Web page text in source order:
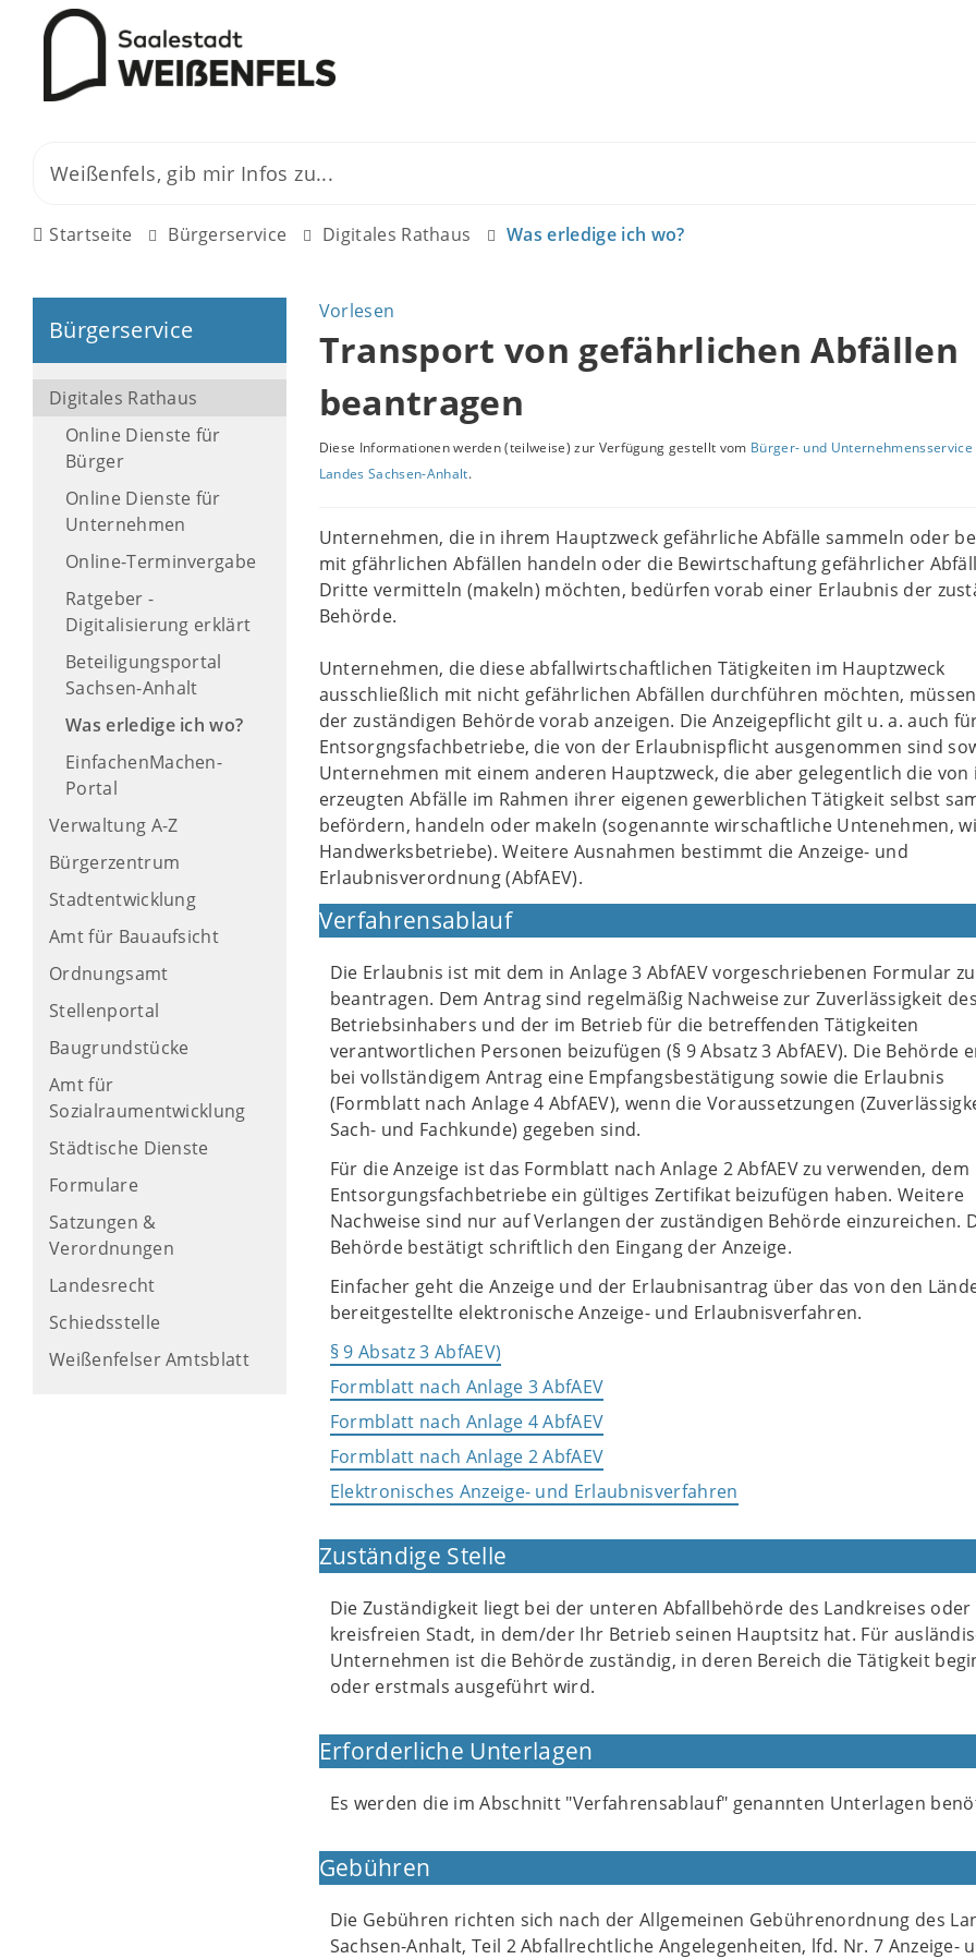
Startseite Bürgerservice Digitales Rathaus Was erledige ich wo?
Bürgerservice
Digitales Rathaus
Online Dienste für
Bürger
Online Dienste für
Unternehmen
Online-Terminvergabe
Ratgeber -
Digitalisierung erklärt
Beteiligungsportal
Sachsen-Anhalt
Was erledige ich wo?
EinfachenMachen-
Portal
Verwaltung A-Z
Bürgerzentrum
Stadtentwicklung
Amt für Bauaufsicht
Ordnungsamt
Stellenportal
Baugrundstücke
Amt für
Sozialraumentwicklung
Städtische Dienste
Formulare
Satzungen &
Verordnungen
Landesrecht
Schiedsstelle
Weißenfelser Amtsblatt
Vorlesen
Transport von gefährlichen Abfällen
beantragen
Diese Informationen werden (teilweise) zur Verfügung gestellt vom Bürger- und Unternehmensservice
Landes Sachsen-Anhalt.
Unternehmen, die in ihrem Hauptzweck gefährliche Abfälle sammeln oder
mit gfährlichen Abfällen handeln oder die Bewirtschaftung gefährlicher
Dritte vermitteln (makeln) möchten, bedürfen vorab einer Erlaubnis der
Behörde.
Unternehmen, die diese abfallwirtschaftlichen Tätigkeiten im Hauptzweck
ausschließlich mit nicht gefährlichen Abfällen durchführen möchten,
der zuständigen Behörde vorab anzeigen. Die Anzeigepflicht gilt u. a. auch
Entsorgngsfachbetriebe, die von der Erlaubnispflicht ausgenommen sind
Unternehmen mit einem anderen Hauptzweck, die aber gelegentlich die von
erzeugten Abfälle im Rahmen ihrer eigenen gewerblichen Tätigkeit selbst
befördern, handeln oder makeln (sogenannte wirschaftliche Untenehmen,
Handwerksbetriebe). Weitere Ausnahmen bestimmt die Anzeige- und
Erlaubnisverordnung (AbfAEV).
Verfahrensablauf
Die Erlaubnis ist mit dem in Anlage 3 AbfAEV vorgeschriebenen Formular zu
beantragen. Dem Antrag sind regelmäßig Nachweise zur Zuverlässigkeit des
Betriebsinhabers und der im Betrieb für die betreffenden Tätigkeiten
verantwortlichen Personen beizufügen (§ 9 Absatz 3 AbfAEV). Die Behörde
bei vollständigem Antrag eine Empfangsbestätigung sowie die Erlaubnis
(Formblatt nach Anlage 4 AbfAEV), wenn die Voraussetzungen
Sach- und Fachkunde) gegeben sind.
Für die Anzeige ist das Formblatt nach Anlage 2 AbfAEV zu verwenden, dem
Entsorgungsfachbetriebe ein gültiges Zertifikat beizufügen haben. Weitere
Nachweise sind nur auf Verlangen der zuständigen Behörde einzureichen.
Behörde bestätigt schriftlich den Eingang der Anzeige.
Einfacher geht die Anzeige und der Erlaubnisantrag über das von den
bereitgestellte elektronische Anzeige- und Erlaubnisverfahren.
§ 9 Absatz 3 AbfAEV)
Formblatt nach Anlage 3 AbfAEV
Formblatt nach Anlage 4 AbfAEV
Formblatt nach Anlage 2 AbfAEV
Elektronisches Anzeige- und Erlaubnisverfahren
Zuständige Stelle
Die Zuständigkeit liegt bei der unteren Abfallbehörde des Landkreises oder
kreisfreien Stadt, in dem/der Ihr Betrieb seinen Hauptsitz hat. Für
Unternehmen ist die Behörde zuständig, in deren Bereich die Tätigkeit
oder erstmals ausgeführt wird.
Erforderliche Unterlagen
Es werden die im Abschnitt "Verfahrensablauf" genannten Unterlagen
Gebühren
Die Gebühren richten sich nach der Allgemeinen Gebührenordnung des
Sachsen-Anhalt, Teil 2 Abfallrechtliche Angelegenheiten, lfd. Nr. 7 Anzeige-